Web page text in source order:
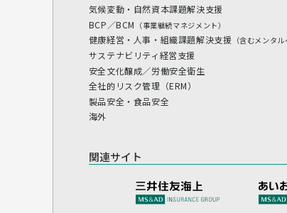
気候変動・自然資本課題解決支援
BCP／BCM （事業継続マネジメント）
健康経営・人事・組織課題解決支援 （含むメンタ
サステナビリティ経営支援
安全文化醸成／労働安全衛生
全社的リスク管理（ERM）
製品安全・食品安全
海外
関連サイト